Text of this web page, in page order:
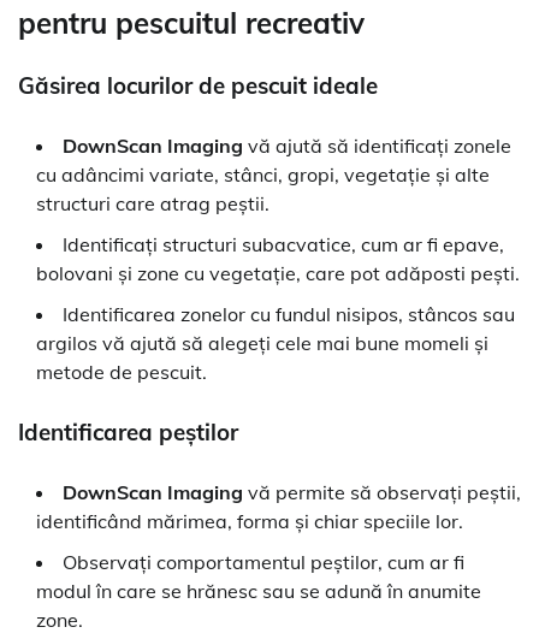
pentru pescuitul recreativ
Găsirea locurilor de pescuit ideale
DownScan Imaging vă ajută să identificați zonele
cu adâncimi variate, stânci, gropi, vegetație și alte
structuri care atrag peștii.
Identificați structuri subacvatice, cum ar fi epave,
bolovani și zone cu vegetație, care pot adăposti pești.
Identificarea zonelor cu fundul nisipos, stâncos sau
argilos vă ajută să alegeți cele mai bune momeli și
metode de pescuit.
Identificarea peștilor
DownScan Imaging vă permite să observați peștii,
identificând mărimea, forma și chiar speciile lor.
Observați comportamentul peștilor, cum ar fi
modul în care se hrănesc sau se adună în anumite
zone.